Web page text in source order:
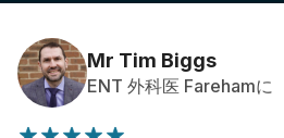
患者様のレビュー
Mr Tim Biggs
ENT 外科医 Farehamに